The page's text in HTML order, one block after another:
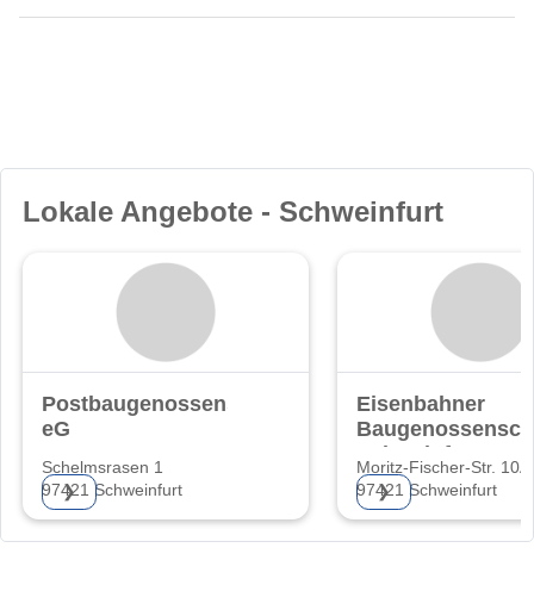
Lokale Angebote - Schweinfurt
Postbaugenossenschaft
eG
Schelmsrasen 1
97421 Schweinfurt
❯
Eisenbahner
Schweinfurt e.G.
Moritz-Fischer-Str. 10A
97421 Schweinfurt
❯